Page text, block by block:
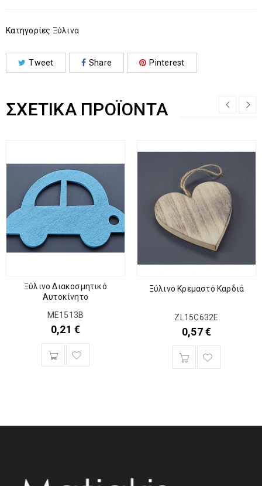
Κατηγορίες Ξύλινα
Tweet Share Pinterest
ΣΧΕΤΙΚΆ ΠΡΟΪΌΝΤΑ
Ξύλινο Διακοσμητικό
Αυτοκίνητο
ME1513B
0,21 €
Ξύλινο Κρεμαστό Καρδιά
ZL15C632E
0,57€